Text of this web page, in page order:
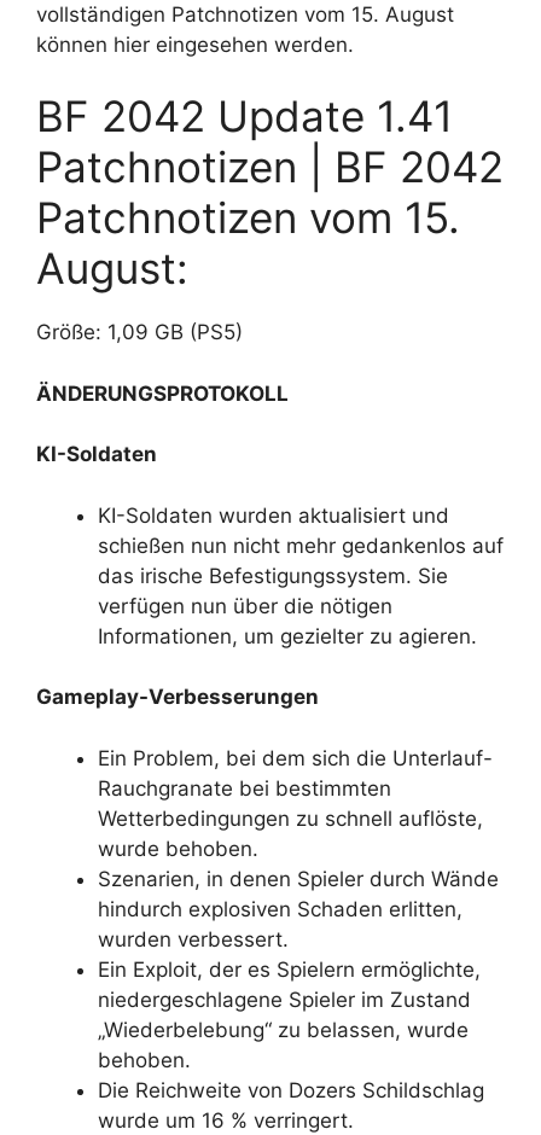
vollständigen Patchnotizen vom 15. August
können hier eingesehen werden.
BF 2042 Update 1.41
Patchnotizen | BF 2042
Patchnotizen vom 15.
August:
Größe: 1,09 GB (PS5)
ÄNDERUNGSPROTOKOLL
KI-Soldaten
KI-Soldaten wurden aktualisiert und
schießen nun nicht mehr gedankenlos auf
das irische Befestigungssystem. Sie
verfügen nun über die nötigen
Informationen, um gezielter zu agieren.
Gameplay-Verbesserungen
Ein Problem, bei dem sich die Unterlauf-
Rauchgranate bei bestimmten
Wetterbedingungen zu schnell auflöste,
wurde behoben.
Szenarien, in denen Spieler durch Wände
hindurch explosiven Schaden erlitten,
wurden verbessert.
Ein Exploit, der es Spielern ermöglichte,
niedergeschlagene Spieler im Zustand
„Wiederbelebung“ zu belassen, wurde
behoben.
Die Reichweite von Dozers Schildschlag
wurde um 16 % verringert.